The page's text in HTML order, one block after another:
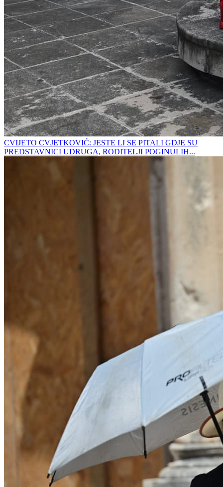
CVIJETO CVJETKOVIĆ: JESTE LI SE PITALI GDJE SU
PREDSTAVNICI UDRUGA, RODITELJI POGINULIH...